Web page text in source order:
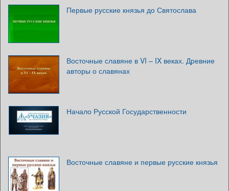
Первые русские князья до Святослава
Восточные славяне в VI – IX веках. Древние
авторы о славянах
Начало Русской Государственности
Восточные славяне и первые русские князья